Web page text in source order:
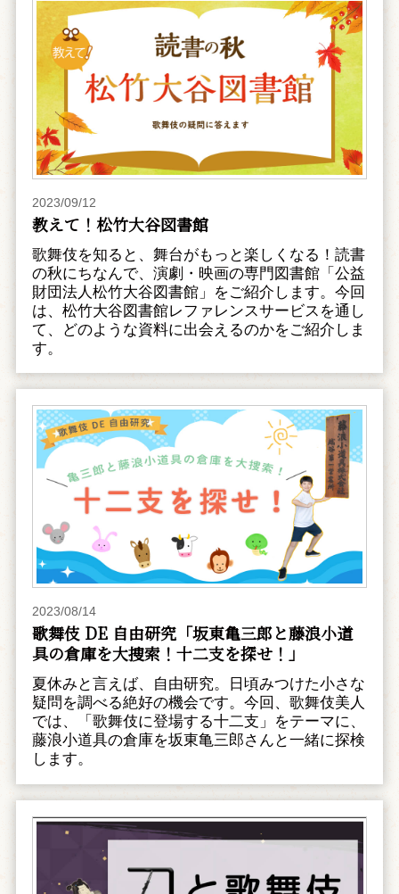
2023/09/12
教えて！松竹大谷図書館
歌舞伎を知ると、舞台がもっと楽しくなる！読書
の秋にちなんで、演劇・映画の専門図書館「公益
財団法人松竹大谷図書館」をご紹介します。今回
は、松竹大谷図書館レファレンスサービスを通し
て、どのような資料に出会えるのかをご紹介しま
す。
2023/08/14
歌舞伎 DE 自由研究「坂東亀三郎と藤浪小道
具の倉庫を大捜索！十二支を探せ！」
夏休みと言えば、自由研究。日頃みつけた小さな
疑問を調べる絶好の機会です。今回、歌舞伎美人
では、「歌舞伎に登場する十二支」をテーマに、
藤浪小道具の倉庫を坂東亀三郎さんと一緒に探検
します。